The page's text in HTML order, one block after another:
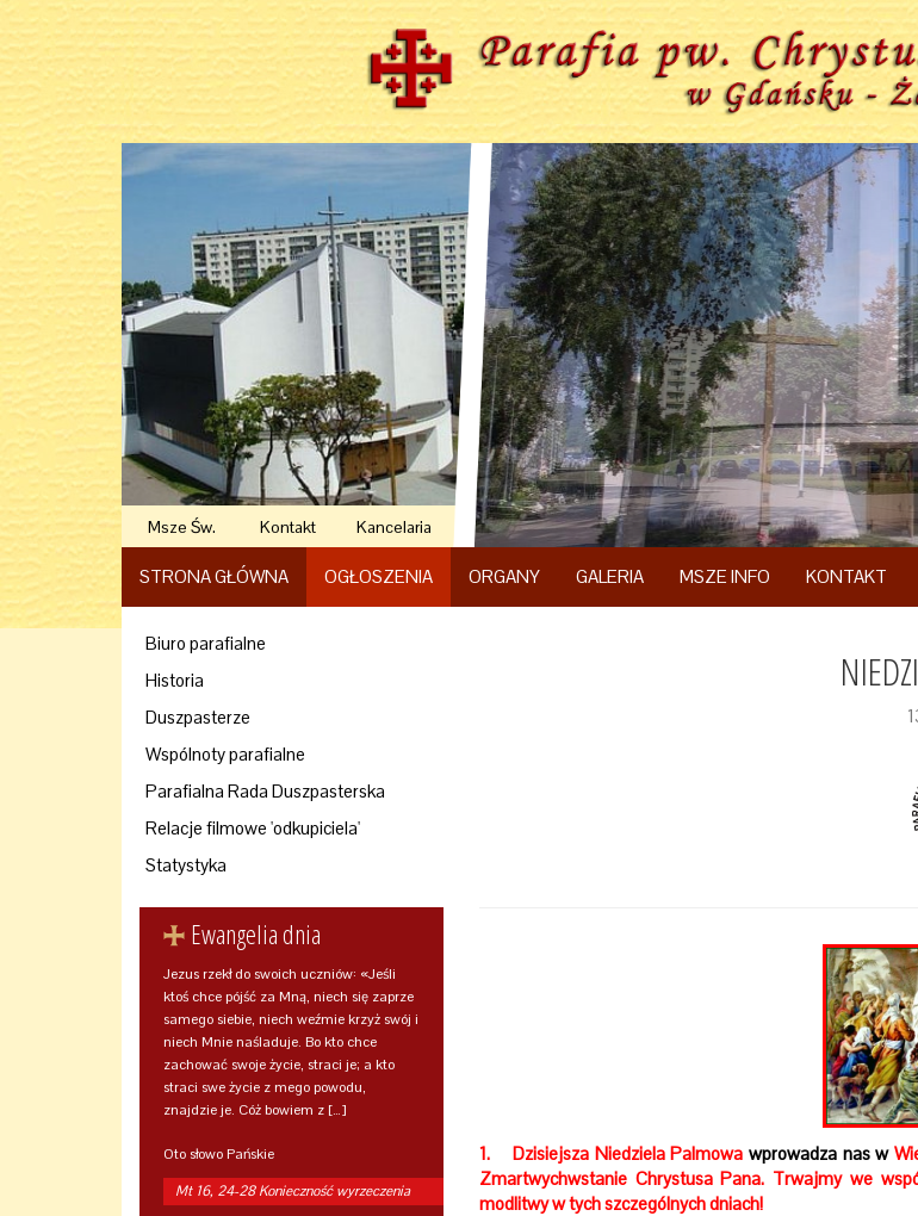
Msze Św. Kontakt Kancelaria
STRONA GŁÓWNA OGŁOSZENIA ORGANY GALERIA MSZE INFO KONTAKT
Biuro parafialne
Historia
Duszpasterze
Wspólnoty parafialne
Parafialna Rada Duszpasterska
Relacje filmowe 'odkupiciela'
Statystyka
Ewangelia dnia
Jezus rzekł do swoich uczniów: «Jeśli
ktoś chce pójść za Mną, niech się zaprze
samego siebie, niech weźmie krzyż swój i
niech Mnie naśladuje. Bo kto chce
zachować swoje życie, straci je; a kto
straci swe życie z mego powodu,
znajdzie je. Cóż bowiem z […]
Oto słowo Pańskie
Mt 16, 24-28 Konieczność wyrzeczenia
1. Dzisiejsza Niedziela Palmowa wprowadza nas w
Zmartwychwstanie Chrystusa Pana. Trwajmy we
modlitwy w tych szczególnych dniach!